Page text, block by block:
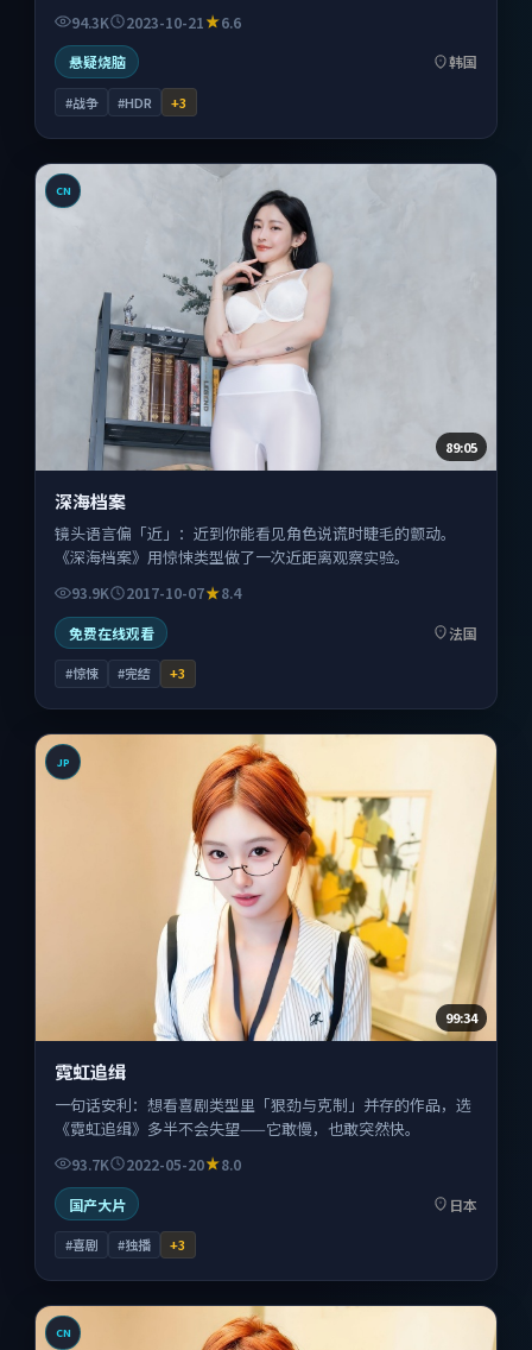
94.3K 2023-10-21
6.6
悬疑烧脑
韩国
#战争 #HDR +3
CN
89:05
深海档案
镜头语言偏「近」：近到你能看见角色说谎时睫毛的颤动。
《深海档案》用惊悚类型做了一次近距离观察实验。
93.9K 2017-10-07
8.4
免费在线观看
法国
#惊悚 #完结 +3
JP
99:34
霓虹追缉
一句话安利：想看喜剧类型里「狠劲与克制」并存的作品，选
《霓虹追缉》多半不会失望——它敢慢，也敢突然快。
93.7K 2022-05-20
8.0
国产大片
日本
#喜剧 #独播 +3
CN